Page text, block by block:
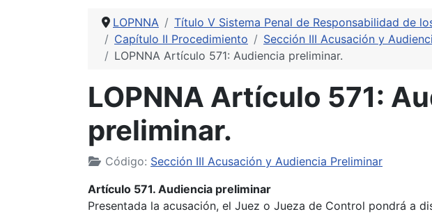
LOPNNA
Título V Sistema Penal de Responsabilidad de
Capítulo II Procedimiento
Sección III Acusación y
LOPNNA Artículo 571: Audiencia preliminar.
LOPNNA Artículo 571:
preliminar.
Código: Sección III Acusación y Audiencia Preliminar
Artículo 571. Audiencia preliminar
Presentada la acusación, el Juez o Jueza de Control pondrá a